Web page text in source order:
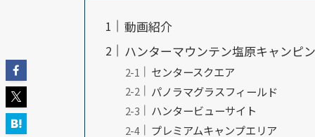
動画紹介
ハンターマウンテン塩原キャンピ
センタースクエア
パノラマグラスフィールド
ハンタービューサイト
プレミアムキャンプエリア